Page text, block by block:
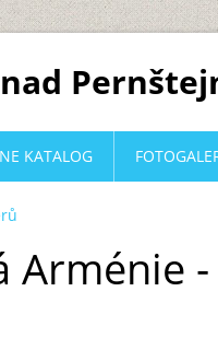
Arménie
KATALOG